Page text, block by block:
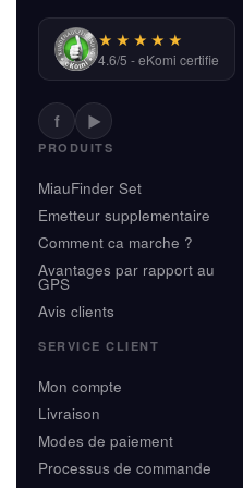
★★★★★
4.6/5 - eKomi certifie
f ▶
PRODUITS
MiauFinder Set
Emetteur supplementaire
Comment ca marche ?
Avantages par rapport au
GPS
Avis clients
SERVICE CLIENT
Mon compte
Livraison
Modes de paiement
Processus de commande